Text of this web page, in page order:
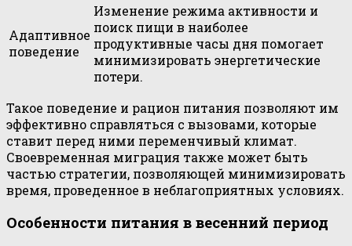
Адаптивное
поведение
Изменение режима активности и
поиск пищи в наиболее
продуктивные часы дня помогает
минимизировать энергетические
потери.
Такое поведение и рацион питания позволяют им
эффективно справляться с вызовами, которые
ставит перед ними переменчивый климат.
Своевременная миграция также может быть
частью стратегии, позволяющей минимизировать
время, проведенное в неблагоприятных условиях.
Особенности питания в весенний период